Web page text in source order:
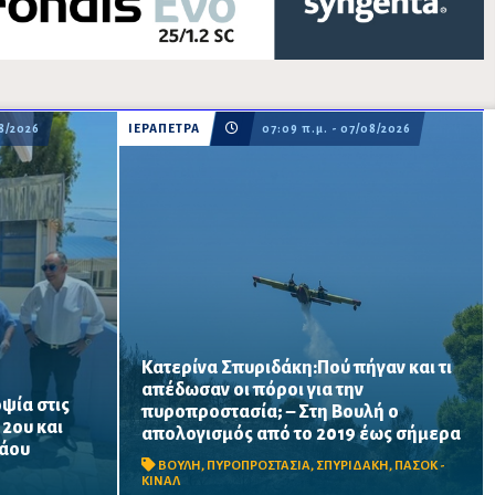
2026
στις
και
να
σχολική
ΙΕΡΑΠΕΤΡΑ 07:09 π.μ. - 07/08/2026
Κατερίνα Σπυριδάκη:Πού πήγαν και τι
απέδωσαν οι πόροι για την
πυροπροστασία; – Στη Βουλή ο
απολογισμός από το 2019 έως σήμερα
ΒΟΥΛΗ, ΠΥΡΟΠΡΟΣΤΑΣΙΑ, ΣΠΥΡΙΔΑΚΗ, ΠΑΣΟΚ -
ΚΙΝΑΛ
Το ΠΑΣΟΚ ζητά πλήρη απολογισμό των
χρηματοδοτήσεων από το 2019, στοιχεία
για τα προγράμματα «ΑΙΓΙΣ» και AntiNero,
καθώς και απαντήσεις για προσωπικό,